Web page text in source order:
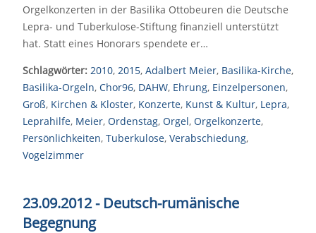
Orgelkonzerten in der Basilika Ottobeuren die Deutsche
Lepra- und Tuberkulose-Stiftung finanziell unterstützt
hat. Statt eines Honorars spendete er…
Schlagwörter: 2010, 2015, Adalbert Meier, Basilika-Kirche,
Basilika-Orgeln, Chor96, DAHW, Ehrung, Einzelpersonen,
Groß, Kirchen & Kloster, Konzerte, Kunst & Kultur, Lepra,
Leprahilfe, Meier, Ordenstag, Orgel, Orgelkonzerte,
Persönlichkeiten, Tuberkulose, Verabschiedung,
Vogelzimmer
23.09.2012 - Deutsch-rumänische
Begegnung